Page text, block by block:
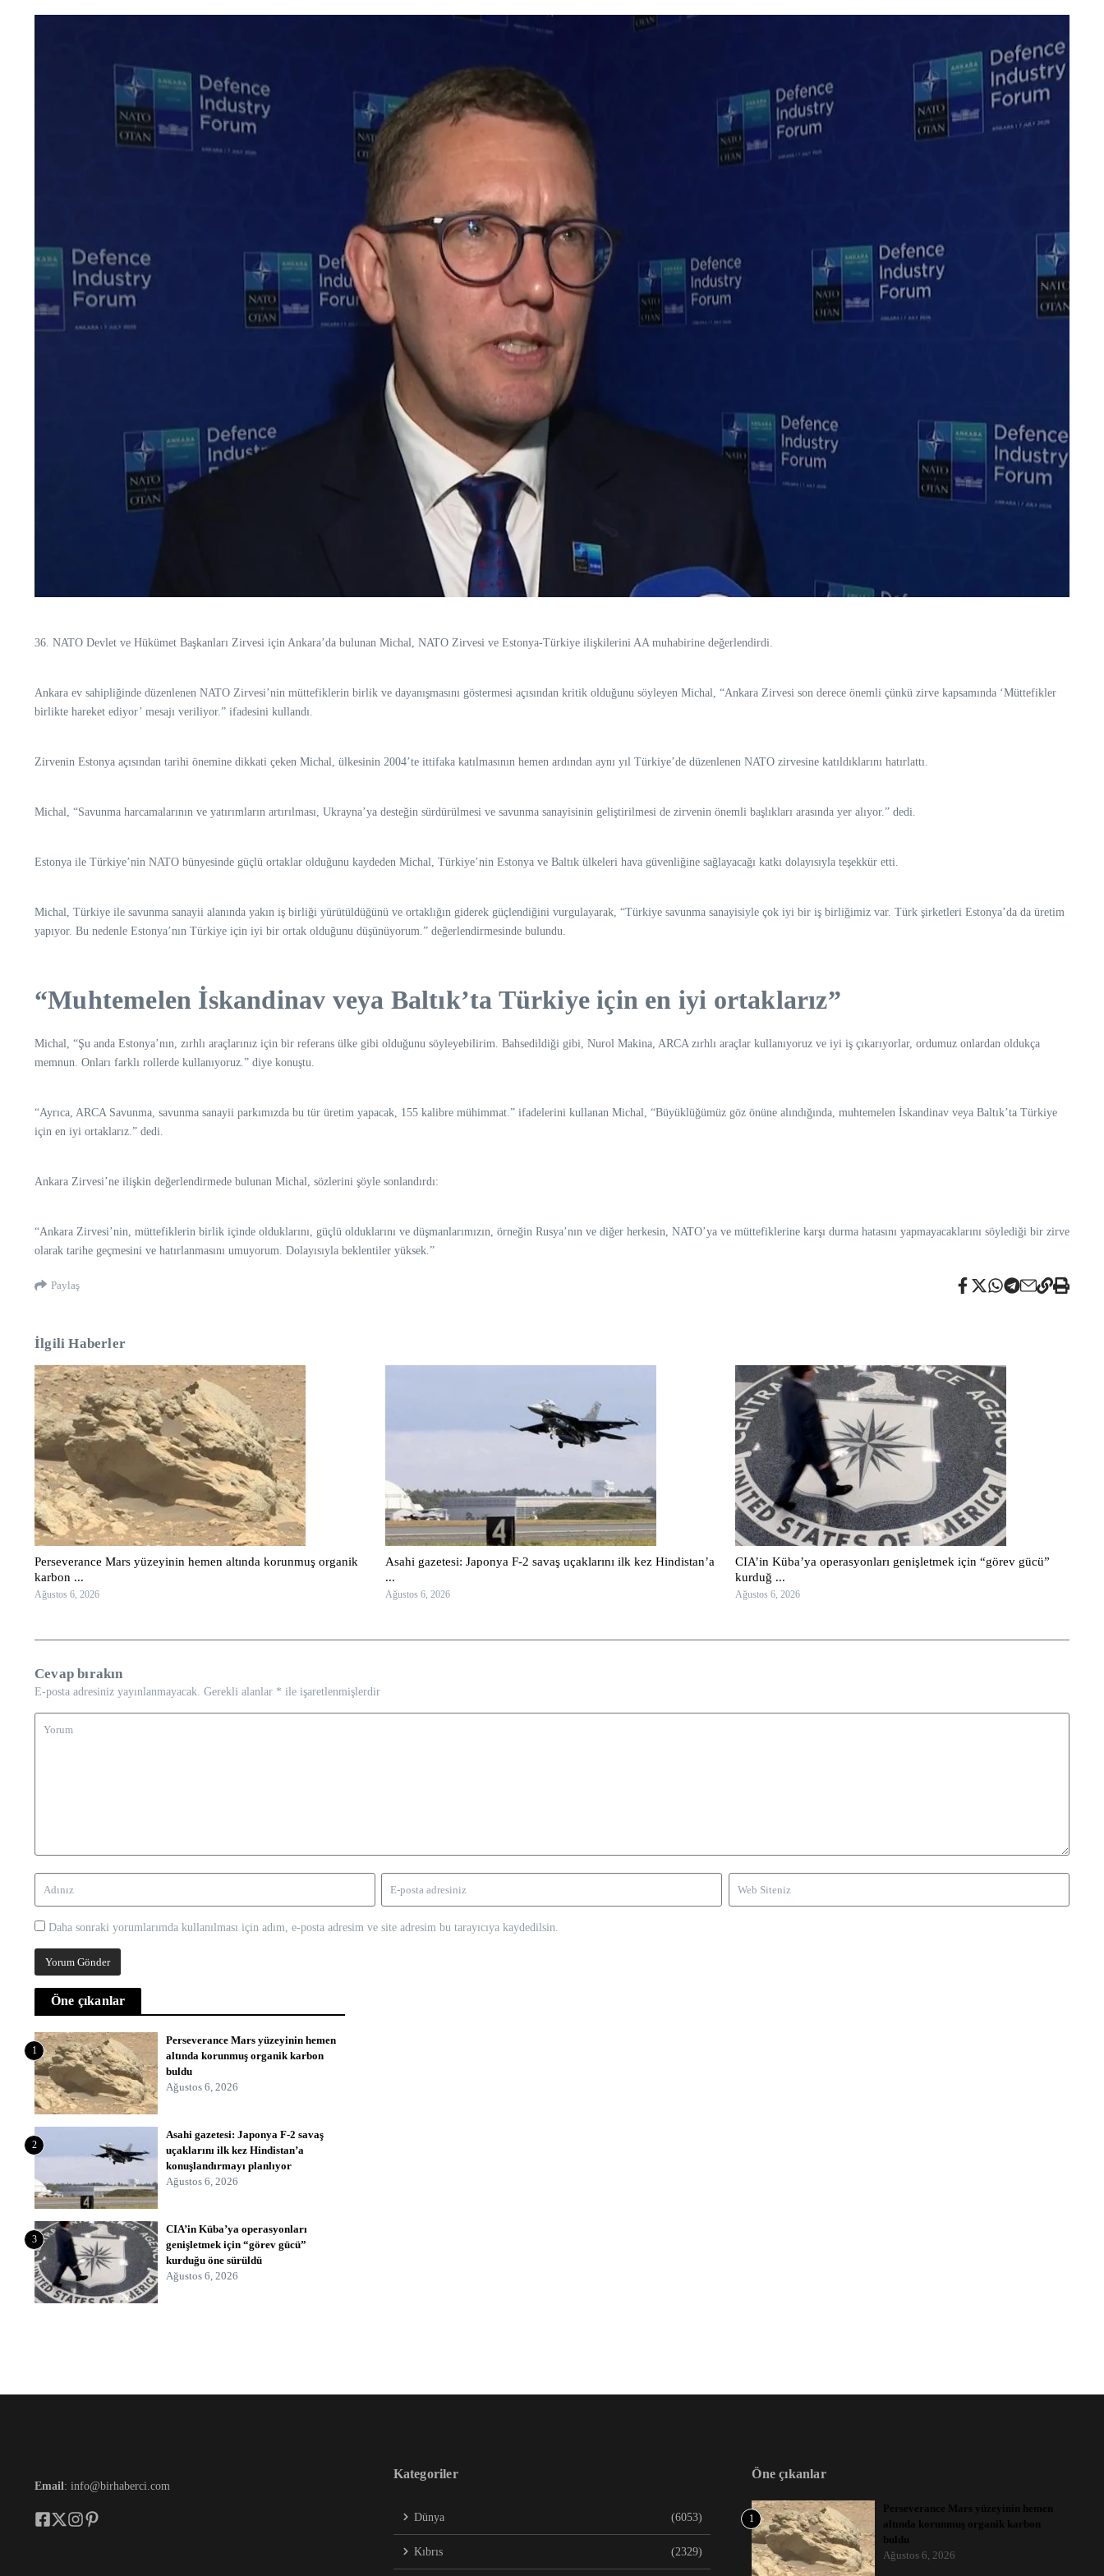
36. NATO Devlet ve Hükümet Başkanları Zirvesi için Ankara’da bulunan Michal, NATO Zirvesi ve Estonya-Türkiye ilişkilerini AA muhabirine değerlendirdi.
Ankara ev sahipliğinde düzenlenen NATO Zirvesi’nin müttefiklerin birlik ve dayanışmasını göstermesi açısından kritik olduğunu söyleyen Michal, “Ankara Zirvesi son derece önemli çünkü zirve kapsamında ‘Müttefikler
birlikte hareket ediyor’ mesajı veriliyor.” ifadesini kullandı.
Zirvenin Estonya açısından tarihi önemine dikkati çeken Michal, ülkesinin 2004’te ittifaka katılmasının hemen ardından aynı yıl Türkiye’de düzenlenen NATO zirvesine katıldıklarını hatırlattı.
Michal, “Savunma harcamalarının ve yatırımların artırılması, Ukrayna’ya desteğin sürdürülmesi ve savunma sanayisinin geliştirilmesi de zirvenin önemli başlıkları arasında yer alıyor.” dedi.
Estonya ile Türkiye’nin NATO bünyesinde güçlü ortaklar olduğunu kaydeden Michal, Türkiye’nin Estonya ve Baltık ülkeleri hava güvenliğine sağlayacağı katkı dolayısıyla teşekkür etti.
Michal, Türkiye ile savunma sanayii alanında yakın iş birliği yürütüldüğünü ve ortaklığın giderek güçlendiğini vurgulayarak, “Türkiye savunma sanayisiyle çok iyi bir iş birliğimiz var. Türk şirketleri Estonya’da da üretim
yapıyor. Bu nedenle Estonya’nın Türkiye için iyi bir ortak olduğunu düşünüyorum.” değerlendirmesinde bulundu.
“Muhtemelen İskandinav veya Baltık’ta Türkiye için en iyi ortaklarız”
Michal, “Şu anda Estonya’nın, zırhlı araçlarınız için bir referans ülke gibi olduğunu söyleyebilirim. Bahsedildiği gibi, Nurol Makina, ARCA zırhlı araçlar kullanıyoruz ve iyi iş çıkarıyorlar, ordumuz onlardan oldukça
memnun. Onları farklı rollerde kullanıyoruz.” diye konuştu.
“Ayrıca, ARCA Savunma, savunma sanayii parkımızda bu tür üretim yapacak, 155 kalibre mühimmat.” ifadelerini kullanan Michal, “Büyüklüğümüz göz önüne alındığında, muhtemelen İskandinav veya Baltık’ta Türkiye
için en iyi ortaklarız.” dedi.
Ankara Zirvesi’ne ilişkin değerlendirmede bulunan Michal, sözlerini şöyle sonlandırdı:
“Ankara Zirvesi’nin, müttefiklerin birlik içinde olduklarını, güçlü olduklarını ve düşmanlarımızın, örneğin Rusya’nın ve diğer herkesin, NATO’ya ve müttefiklerine karşı durma hatasını yapmayacaklarını söylediği bir zirve
olarak tarihe geçmesini ve hatırlanmasını umuyorum. Dolayısıyla beklentiler yüksek.”
Paylaş
İlgili Haberler
Perseverance Mars yüzeyinin hemen altında korunmuş organik
karbon ...
Ağustos 6, 2026
Asahi gazetesi: Japonya F-2 savaş uçaklarını ilk kez Hindistan’a
...
Ağustos 6, 2026
CIA’in Küba’ya operasyonları genişletmek için “görev gücü”
kurduğ ...
Ağustos 6, 2026
Cevap bırakın
E-posta adresiniz yayınlanmayacak. Gerekli alanlar * ile işaretlenmişlerdir
Daha sonraki yorumlarımda kullanılması için adım, e-posta adresim ve site adresim bu tarayıcıya kaydedilsin.
Öne çıkanlar
1
Perseverance Mars yüzeyinin hemen
altında korunmuş organik karbon
buldu
Ağustos 6, 2026
2
Asahi gazetesi: Japonya F-2 savaş
uçaklarını ilk kez Hindistan’a
konuşlandırmayı planlıyor
Ağustos 6, 2026
3
CIA’in Küba’ya operasyonları
genişletmek için “görev gücü”
kurduğu öne sürüldü
Ağustos 6, 2026
Email : info@birhaberci.com
Kategoriler
Dünya (6053)
Kıbrıs (2329)
Öne çıkanlar
1
Perseverance Mars yüzeyinin hemen
altında korunmuş organik karbon
buldu
Ağustos 6, 2026